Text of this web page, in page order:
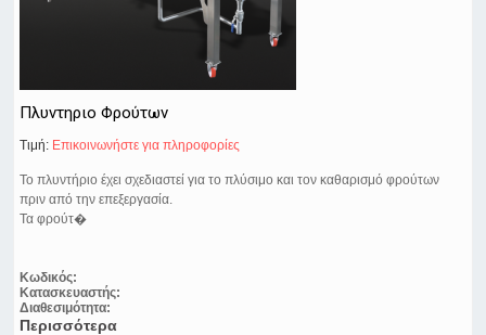
Πλυντηριο Φρούτων
Τιμή: Eπικοινωνήστε για πληροφορίες
Το πλυντήριο έχει σχεδιαστεί για το πλύσιμο και τον καθαρισμό φρούτων
πριν από την επεξεργασία.
Τα φρούτ�
Κωδικός:
Κατασκευαστής:
Διαθεσιμότητα:
Περισσότερα